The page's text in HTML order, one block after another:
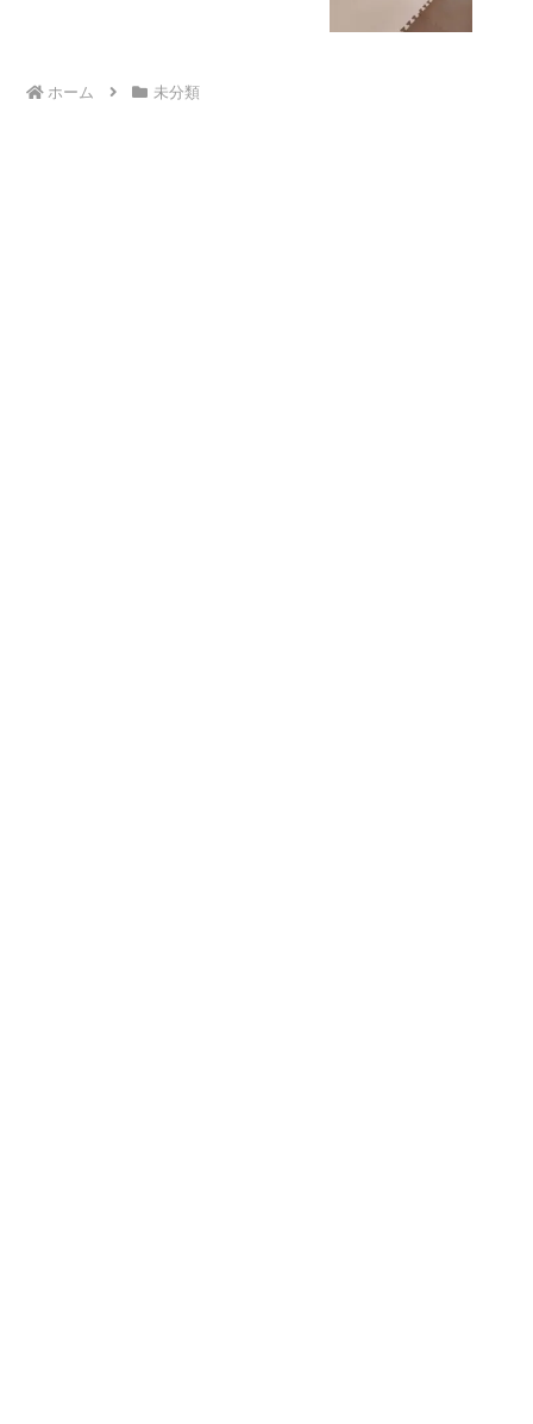
ホーム 未分類